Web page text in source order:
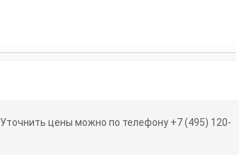
Уточнить цены можно по телефону +7 (495) 120-